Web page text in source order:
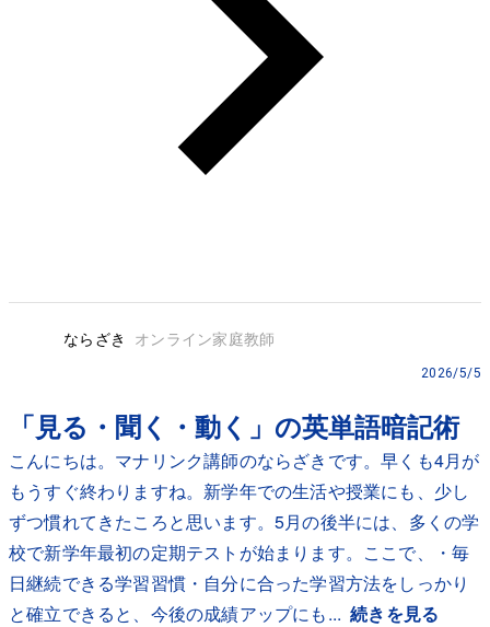
ならざき オンライン家庭教師
2026/5/5
「見る・聞く・動く」の英単語暗記術
こんにちは。マナリンク講師のならざきです。早くも4月が
もうすぐ終わりますね。新学年での生活や授業にも、少し
ずつ慣れてきたころと思います。5月の後半には、多くの学
校で新学年最初の定期テストが始まります。ここで、・毎
日継続できる学習習慣・自分に合った学習方法をしっかり
と確立できると、今後の成績アップにも... 続きを見る